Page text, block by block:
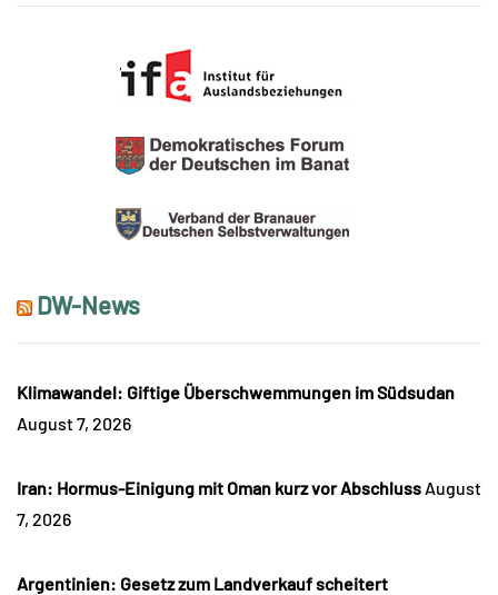
DW-News
Klimawandel: Giftige Überschwemmungen im Südsudan
August 7, 2026
Iran: Hormus-Einigung mit Oman kurz vor Abschluss August
7, 2026
Argentinien: Gesetz zum Landverkauf scheitert